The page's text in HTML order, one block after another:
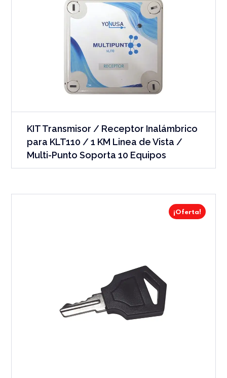
KIT Transmisor / Receptor Inalámbrico
para KLT110 / 1 KM Linea de Vista /
Multi-Punto Soporta 10 Equipos
¡Oferta!